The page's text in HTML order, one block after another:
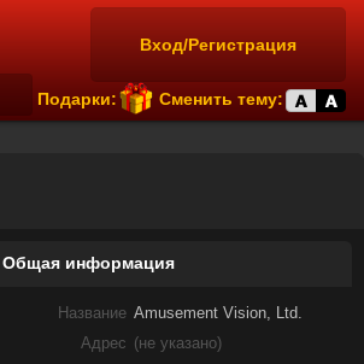
Вход/Регистрация
Подарки: Сменить тему:
Общая информация
Название Amusement Vision, Ltd.
Адрес (не указано)